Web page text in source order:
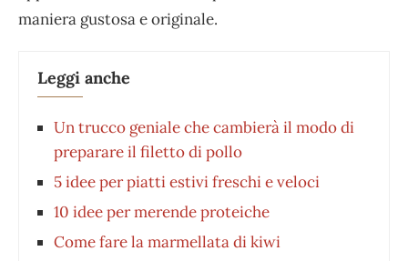
maniera gustosa e originale.
Leggi anche
Un trucco geniale che cambierà il modo di
preparare il filetto di pollo
5 idee per piatti estivi freschi e veloci
10 idee per merende proteiche
Come fare la marmellata di kiwi